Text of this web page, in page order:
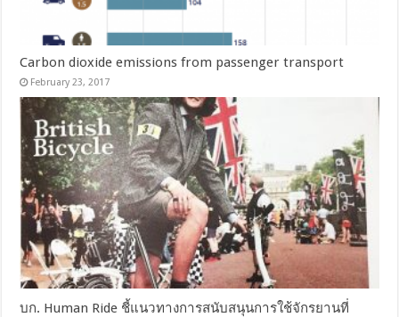
Carbon dioxide emissions from passenger transport
February 23, 2017
บก. Human Ride ชี้แนวทางการสนับสนุนการใช้จักรยานที่